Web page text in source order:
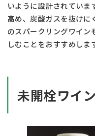
いように設計されていま
高め、炭酸ガスを抜けに
のスパークリングワイン
しむことをおすすめしま
未開栓ワイ